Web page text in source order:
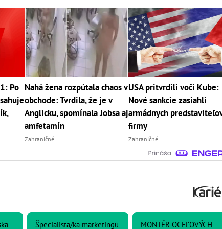
Po Nahá žena rozpútala chaos v
obchode: Tvrdila, že je v
Anglicku, spomínala Jobsa aj
amfetamín
Zahraničné
USA pritvrdili voči Kube:
Nové sankcie zasiahli
armádnych
firmy
Zahraničné
Špecialista/ka marketingu
MONTÉR OCEĽOVÝCH